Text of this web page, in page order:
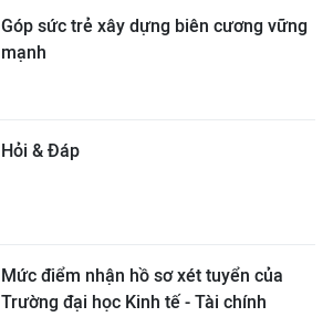
Góp sức trẻ xây dựng biên cương vững
mạnh
Hỏi & Đáp
Mức điểm nhận hồ sơ xét tuyển của
Trường đại học Kinh tế - Tài chính